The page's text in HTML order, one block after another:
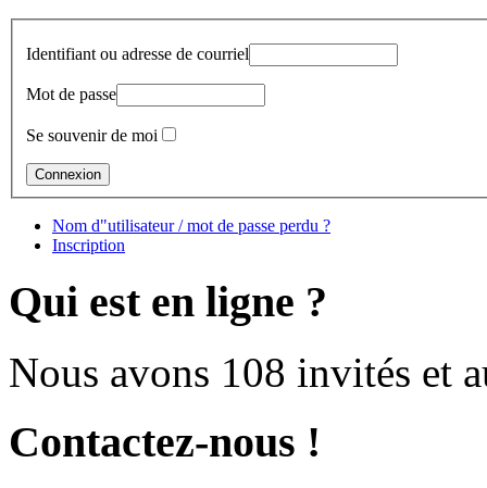
Identifiant ou adresse de courriel
Mot de passe
Se souvenir de moi
Nom d"utilisateur / mot de passe perdu ?
Inscription
Qui est en ligne ?
Nous avons 108 invités et
Contactez-nous !